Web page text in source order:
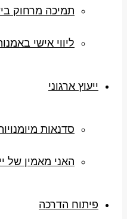
תמיכה מרחוק
ליווי אישי
ייעוץ ארגוני
סדנאות
האני מאמין של
פיתוח הדרכה